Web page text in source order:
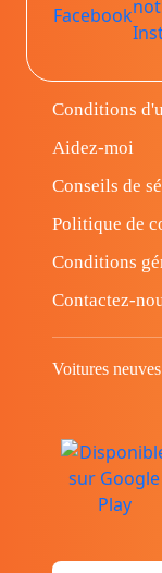
Conditions
Aidez-moi
Conseils de
Politique de
Conditions
Contactez-
Voitures neuves